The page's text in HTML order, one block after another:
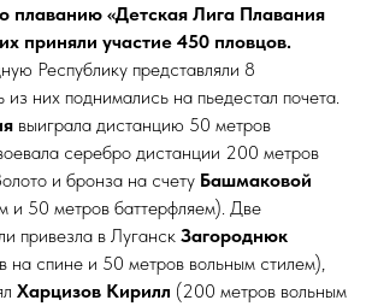
плаванию «Детская Лига Плавания
приняли участие 450 пловцов.
Республику представляли 8
из них поднимались на пьедестал почета.
выиграла дистанцию 50 метров
серебро дистанции 200 метров
и бронза на счету Башмаковой
и 50 метров баттерфляем). Две
привезла в Луганск Загороднюк
на спине и 50 метров вольным стилем),
Харцизов Кирилл (200 метров вольным